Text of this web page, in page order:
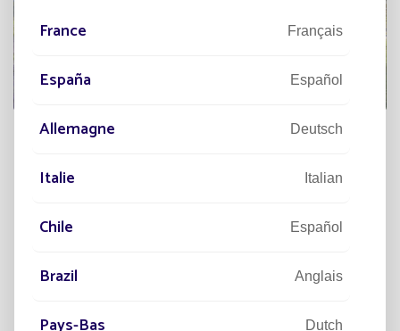
avantages
France Français
España Español
Allemagne Deutsch
Italie Italian
Chile Español
Brazil Anglais
Pays-Bas Dutch